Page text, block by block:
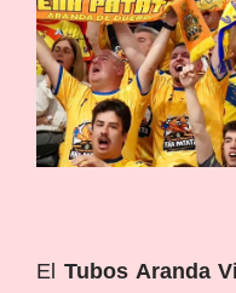
El Tubos Aranda